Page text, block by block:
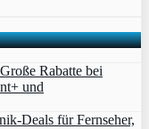
Rabatte bei
und
Deals für Fernseher,